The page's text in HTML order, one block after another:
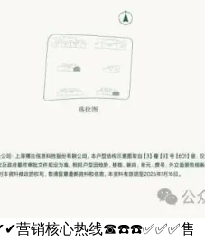
营销核心热线☎☎️☎️✅✅✅售